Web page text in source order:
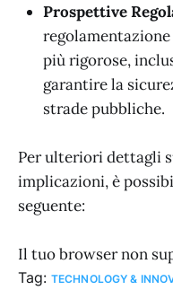
Prospettive
più rigorose,
garantire la
strade pubbliche.
Per ulteriori dettagli
implicazioni, è
seguente:
Il tuo browser non
Tag: TECHNOLOGY &